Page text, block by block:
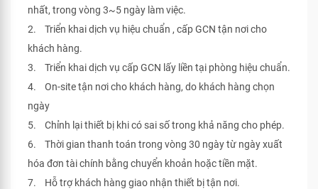
nhất, trong vòng 3~5 ngày làm việc.
2. Triển khai dịch vụ hiệu chuẩn , cấp GCN tận nơi cho
khách hàng.
3. Triển khai dịch vụ cấp GCN lấy liền tại phòng hiệu chuẩn.
4. On-site tận nơi cho khách hàng, do khách hàng chọn
ngày
5. Chỉnh lại thiết bị khi có sai số trong khả năng cho phép.
6. Thời gian thanh toán trong vòng 30 ngày từ ngày xuất
hóa đơn tài chính bằng chuyển khoản hoặc tiền mặt.
7. Hỗ trợ khách hàng giao nhận thiết bị tận nơi.